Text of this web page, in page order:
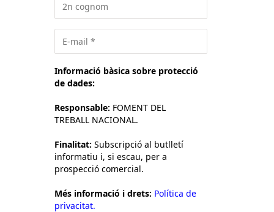
Informació bàsica sobre protecció
de dades:
Responsable: FOMENT DEL
TREBALL NACIONAL.
Finalitat: Subscripció al butlletí
informatiu i, si escau, per a
prospecció comercial.
Més informació i drets: Política de
privacitat.